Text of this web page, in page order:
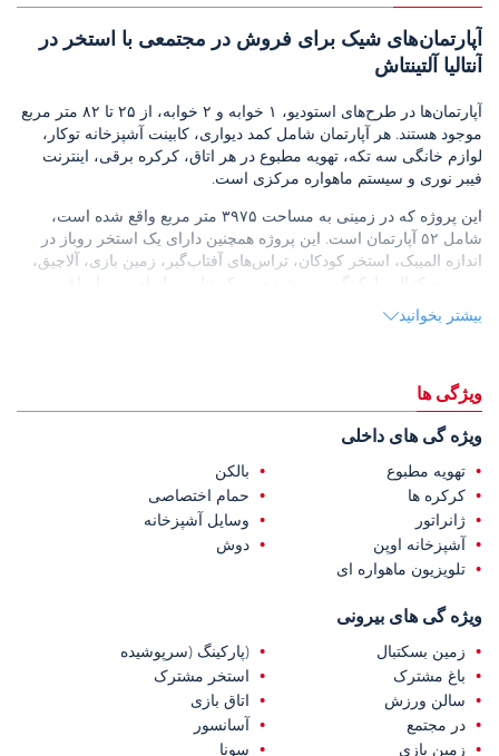
آپارتمان‌های شیک برای فروش در مجتمعی با استخر در
آنتالیا آلتینتاش
آپارتمان‌ها در طرح‌های استودیو، ۱ خوابه و ۲ خوابه، از ۲۵ تا ۸۲ متر مربع
موجود هستند. هر آپارتمان شامل کمد دیواری، کابینت آشپزخانه توکار،
لوازم خانگی سه تکه، تهویه مطبوع در هر اتاق، کرکره برقی، اینترنت
فیبر نوری و سیستم ماهواره مرکزی است.
این پروژه که در زمینی به مساحت ۳۹۷۵ متر مربع واقع شده است،
شامل ۵۲ آپارتمان است. این پروژه همچنین دارای یک استخر روباز در
اندازه المپیک، استخر کودکان، تراس‌های آفتاب‌گیر، زمین بازی، آلاچیق،
زمین بسکتبال، پارکینگ سرپوشیده، مرکز تناسب اندام، سونا، باغ و
مسیرهای پیاده‌روی است.
فرد و پتانسیل بالای سرمایه‌گذاری خود شناخته شده است.
آپارتمان‌های فروشی در آنتالیا
۵ کیلومتر از بیمارستان لارا آنادولو و ۵۰۰ متر از ایستگاه اتوبوس فاصله
دارند.
بیشتر بخوانید
ویژگی ها
ویژه گی های داخلی
تهویه مطبوع
بالکن
کرکره ها
حمام اختصاصی
ژانراتور
وسایل آشپزخانه
آشپزخانه اوپن
دوش
تلویزیون ماهواره ای
ویژه گی های بیرونی
زمین بسکتبال
(پارکینگ (سرپوشیده
باغ مشترک
استخر مشترک
سالن ورزش
اتاق بازی
در مجتمع
آسانسور
زمین بازی
سونا